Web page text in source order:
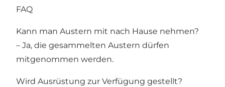
FAQ
Kann man Austern mit nach Hause nehmen?
– Ja, die gesammelten Austern dürfen
mitgenommen werden.
Wird Ausrüstung zur Verfügung gestellt?